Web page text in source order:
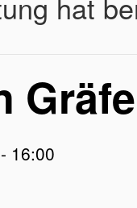
hat
- 16:00